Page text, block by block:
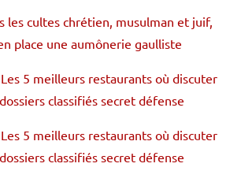
les cultes chrétien, musulman et juif,
place une aumônerie gaulliste
Les 5 meilleurs restaurants où discuter
classifiés secret défense
Les 5 meilleurs restaurants où discuter
classifiés secret défense